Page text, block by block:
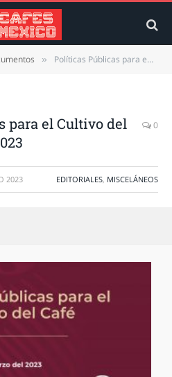
» Políticas Públicas para el Cultivo del Café. marzo del 2023
para el Cultivo del
0
2023 EDITORIALES, MISCELÁNEOS